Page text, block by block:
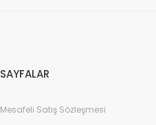
SAYFALAR
Mesafeli Satış Sözleşmesi